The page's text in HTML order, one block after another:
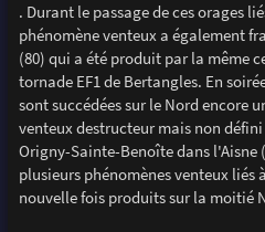
. Durant le passage de ces orages
phénomène venteux a également
(80) qui a été produit par la même
tornade EF1 de Bertangles. En
sont succédées sur le Nord encore
venteux destructeur mais non
Origny-Sainte-Benoîte dans l'Aisne
plusieurs phénomènes venteux liés
nouvelle fois produits sur la moitié